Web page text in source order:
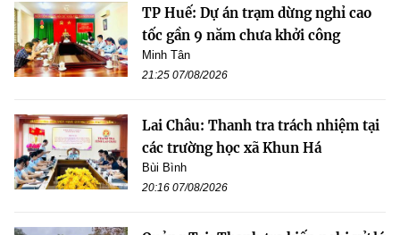
TP Huế: Dự án trạm dừng nghỉ cao
tốc gần 9 năm chưa khởi công
Minh Tân
21:25 07/08/2026
Lai Châu: Thanh tra trách nhiệm tại
các trường học xã Khun Há
Bùi Bình
20:16 07/08/2026